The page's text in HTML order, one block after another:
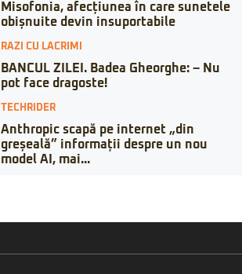
Misofonia, afecțiunea în care sunetele
obișnuite devin insuportabile
RAZI CU LACRIMI
BANCUL ZILEI. Badea Gheorghe: – Nu
pot face dragoste!
TECHRIDER
Anthropic scapă pe internet „din
greșeală” informații despre un nou
model AI, mai...